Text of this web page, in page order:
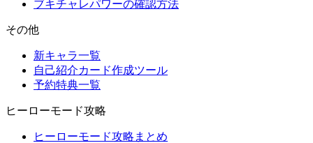
ブキチャレパワーの確認方法
その他
新キャラ一覧
自己紹介カード作成ツール
予約特典一覧
ヒーローモード攻略
ヒーローモード攻略まとめ